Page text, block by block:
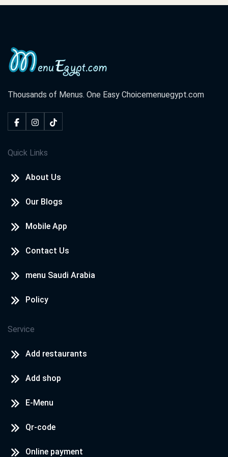
بطلب أوردر ديلفرى المعامله وحشه جدا لدرجه انى
كنسلت الاوردو
Thousands of Menus. One Easy Choicemenuegypt.com
Quick Links
About Us
Our Blogs
Mobile App
Contact Us
menu Saudi Arabia
Policy
Service
Add restaurants
Add shop
E-Menu
Qr-code
Online payment